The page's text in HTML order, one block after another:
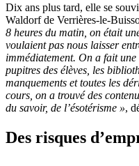
Dix ans plus tard, elle se
Waldorf de Verrières-le-
8 heures du matin, on était
voulaient pas nous laisser
immédiatement. On a fait
pupitres des élèves, les
manquements et toutes les
cours, on a trouvé des
du savoir, de l’ésotérisme »,
Des risques